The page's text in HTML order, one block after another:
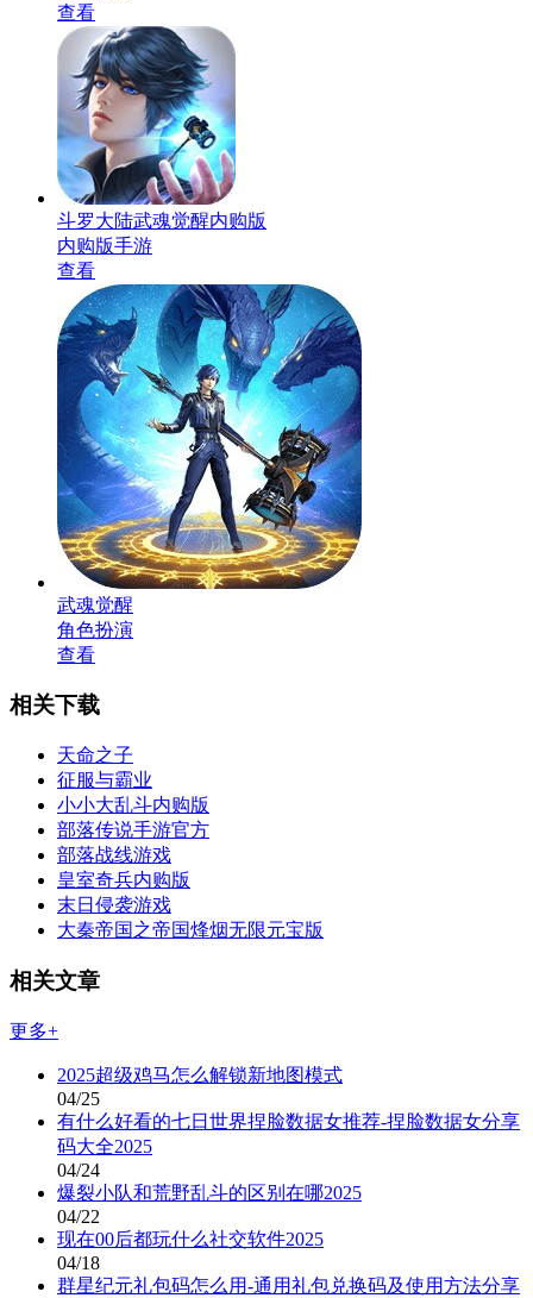
查看
斗罗大陆武魂觉醒内购版
内购版手游
查看
武魂觉醒
角色扮演
查看
相关下载
天命之子
征服与霸业
小小大乱斗内购版
部落传说手游官方
部落战线游戏
皇室奇兵内购版
末日侵袭游戏
大秦帝国之帝国烽烟无限元宝版
相关文章
更多+
2025超级鸡马怎么解锁新地图模式
04/25
有什么好看的七日世界捏脸数据女推荐-捏脸数据女分享
码大全2025
04/24
爆裂小队和荒野乱斗的区别在哪2025
04/22
现在00后都玩什么社交软件2025
04/18
群星纪元礼包码怎么用-通用礼包兑换码及使用方法分享